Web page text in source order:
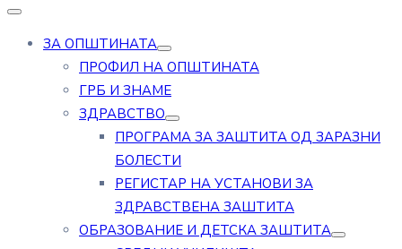
ЗА ОПШТИНАТА
ПРОФИЛ НА ОПШТИНАТА
ГРБ И ЗНАМЕ
ЗДРАВСТВО
ПРОГРАМА ЗА ЗАШТИТА ОД ЗАРАЗНИ
БОЛЕСТИ
РЕГИСТАР НА УСТАНОВИ ЗА
ЗДРАВСТВЕНА ЗАШТИТА
ОБРАЗОВАНИЕ И ДЕТСКА ЗАШТИТА